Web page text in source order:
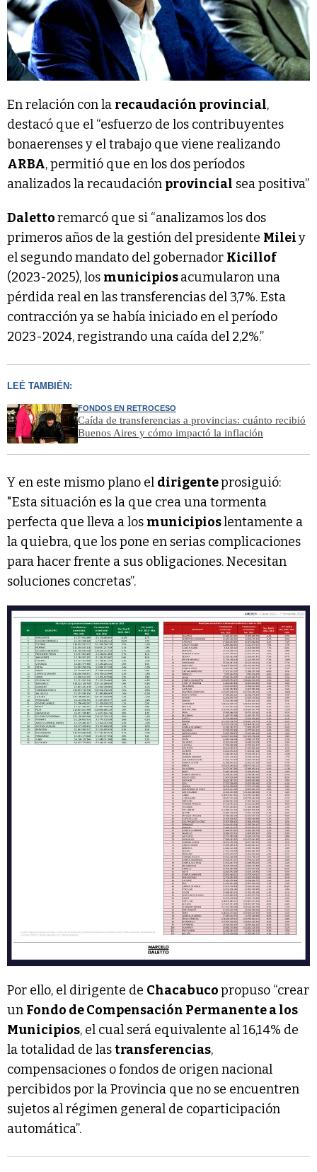
En relación con la recaudación provincial,
destacó que el “esfuerzo de los contribuyentes
bonaerenses y el trabajo que viene realizando
ARBA, permitió que en los dos períodos
analizados la recaudación provincial sea positiva”
Dalettoremarcó que si “analizamos los dos
primeros años de la gestión del presidente Mileiy
el segundo mandato del gobernador Kicillof
(2023-2025), los municipiosacumularon una
pérdida real en las transferencias del 3,7%. Esta
contracción ya se había iniciado en el período
2023-2024, registrando una caída del 2,2%.”
LEÉ TAMBIÉN:
FONDOS EN RETROCESO
Caída de transferencias a provincias: cuánto recibió
Buenos Aires y cómo impactó la inflación
Y en este mismo plano el dirigenteprosiguió:
"Esta situación es la que crea una tormenta
perfecta que lleva a los municipioslentamente a
la quiebra, que los pone en serias complicaciones
para hacer frente a sus obligaciones. Necesitan
soluciones concretas”.
Por ello, el dirigente de Chacabucopropuso “crear
un Fondo de Compensación Permanente a los
Municipios, el cual será equivalente al 16,14% de
la totalidad de lastransferencias,
compensaciones o fondos de origen nacional
percibidos por la Provincia que no se encuentren
sujetos al régimen general de coparticipación
automática”.